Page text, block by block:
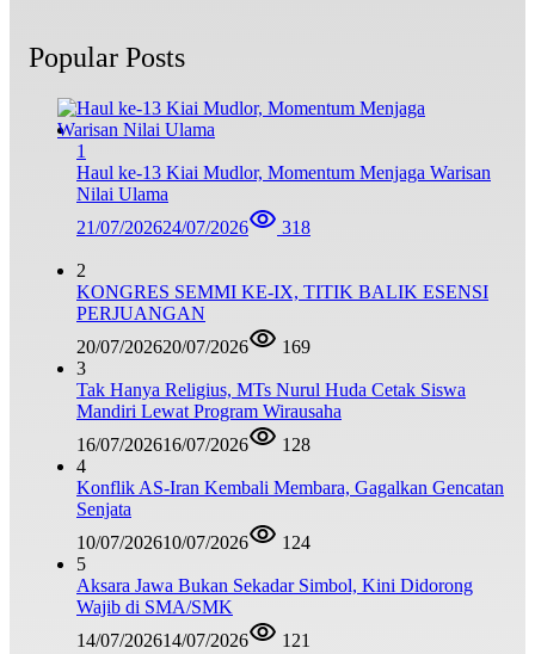
Popular Posts
1
Haul ke-13 Kiai Mudlor, Momentum Menjaga Warisan
Nilai Ulama
21/07/202624/07/2026 318
2
KONGRES SEMMI KE-IX, TITIK BALIK ESENSI
PERJUANGAN
20/07/202620/07/2026
169
3
Tak Hanya Religius, MTs Nurul Huda Cetak Siswa
Mandiri Lewat Program Wirausaha
16/07/202616/07/2026
128
4
Konflik AS-Iran Kembali Membara, Gagalkan Gencatan
Senjata
10/07/202610/07/2026
124
5
Aksara Jawa Bukan Sekadar Simbol, Kini Didorong
Wajib di SMA/SMK
14/07/202614/07/2026
121